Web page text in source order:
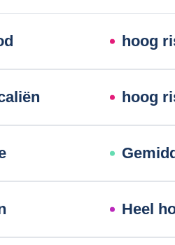
hoog
hoog
Heel